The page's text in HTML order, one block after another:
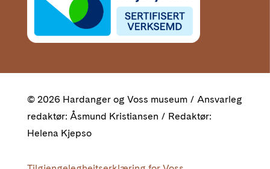
© 2026 Hardanger og Voss museum / Ansvarleg
redaktør: Åsmund Kristiansen / Redaktør:
Helena Kjepso